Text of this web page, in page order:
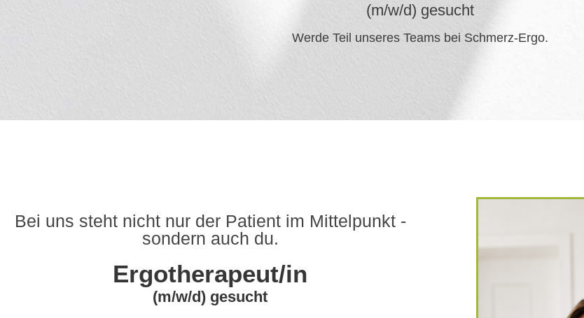
(m/w/d) gesucht
Werde Teil unseres Teams bei Schmerz-Ergo.
Bei uns steht nicht nur der Patient im Mittelpunkt -
sondern auch du.
Ergotherapeut/in
(m/w/d) gesucht